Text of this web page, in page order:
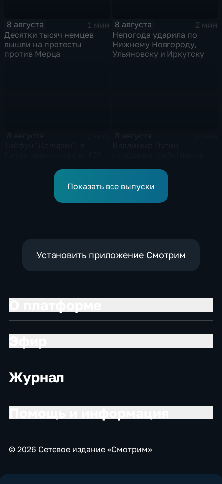
8 августа
1 мин
Десятки тысяч немцев
вышли на протесты
против Мерца
8 августа
2 мин
Непогода ударила по
Нижнему Новгороду,
Ульяновску и Иркутску
Показать все выпуски
Установить приложение Смотрим
Журнал
© 2026 Сетевое издание «Смотрим»